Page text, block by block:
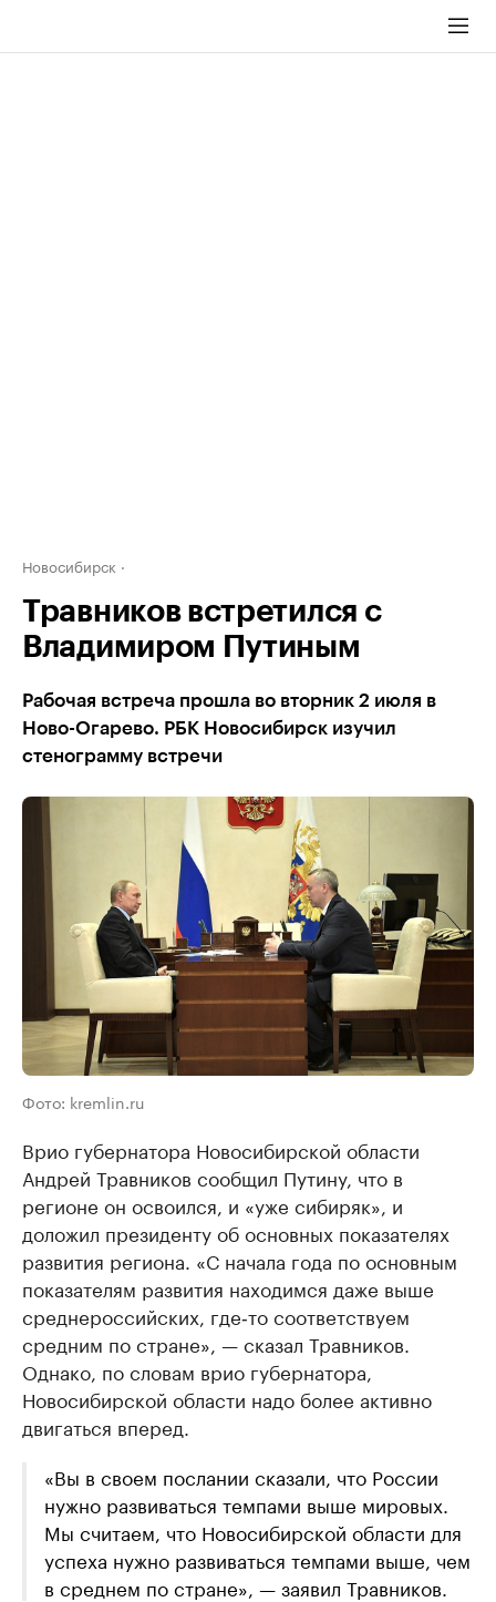
Новосибирск
Травников встретился с
Владимиром Путиным
Рабочая встреча прошла во вторник 2 июля в
Ново-Огарево. РБК Новосибирск изучил
стенограмму встречи
Фото: kremlin.ru
Врио губернатора Новосибирской области
Андрей Травников сообщил Путину, что в
регионе он освоился, и «уже сибиряк», и
доложил президенту об основных показателях
развития региона. «С начала года по основным
показателям развития находимся даже выше
среднероссийских, где‑то соответствуем
средним по стране», — сказал Травников.
Однако, по словам врио губернатора,
Новосибирской области надо более активно
двигаться вперед.
«Вы в своем послании сказали, что России
нужно развиваться темпами выше мировых.
Мы считаем, что Новосибирской области для
успеха нужно развиваться темпами выше, чем
в среднем по стране», — заявил Травников.